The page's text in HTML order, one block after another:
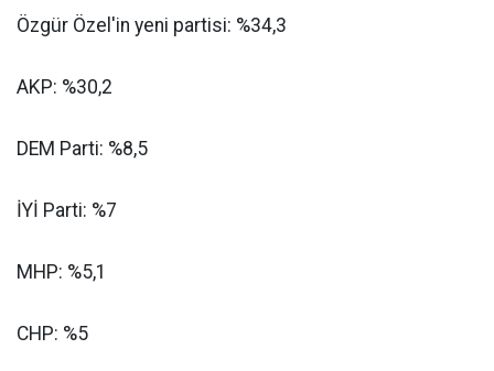
Özgür Özel'in yeni partisi: %34,3
AKP: %30,2
DEM Parti: %8,5
İYİ Parti: %7
MHP: %5,1
CHP: %5